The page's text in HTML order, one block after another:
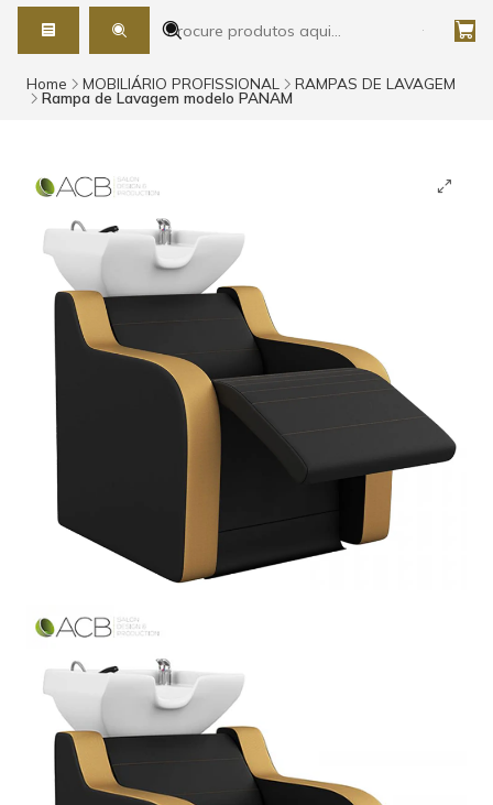
Home MOBILIÁRIO PROFISSIONAL RAMPAS DE LAVAGEM
Rampa de Lavagem modelo PANAM